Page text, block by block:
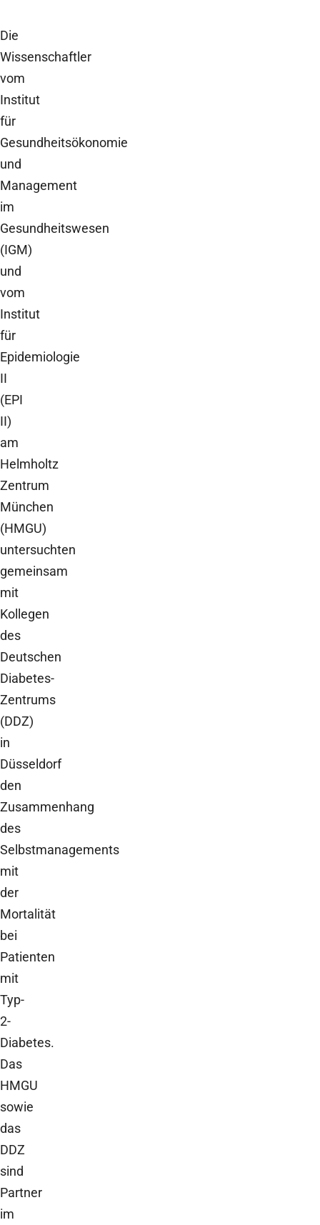
Die
Wissenschaftler
vom
Institut
für
Gesundheitsökonomie
und
Management
im
Gesundheitswesen
(IGM)
und
vom
Institut
für
Epidemiologie
II
(EPI
II)
am
Helmholtz
Zentrum
München
(HMGU)
untersuchten
gemeinsam
mit
Kollegen
des
Deutschen
Diabetes-
Zentrums
(DDZ)
in
Düsseldorf
den
Zusammenhang
des
Selbstmanagements
mit
der
Mortalität
bei
Patienten
mit
Typ-
2-
Diabetes.
Das
HMGU
sowie
das
DDZ
sind
Partner
im